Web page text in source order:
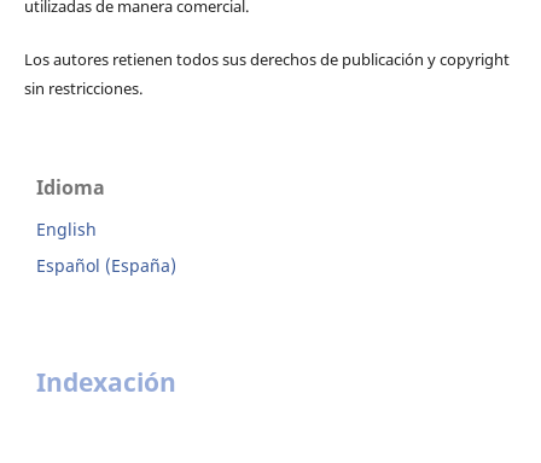
utilizadas de manera comercial.
Los autores retienen todos sus derechos de publicación y copyright
sin restricciones.
Idioma
English
Español (España)
Indexación